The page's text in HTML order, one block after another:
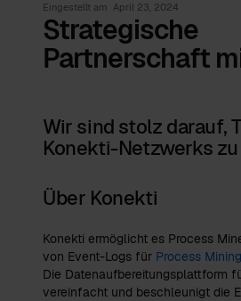
Eingestellt am April 23, 2024
Strategische
Partnerschaft
Wir sind stolz darauf,
Konekti-Netzwerks
Über Konekti
Konekti ermöglicht es Process
von Event-Logs für Process Mining
Die Datenaufbereitungsplattform
vereinfacht und beschleunigt die